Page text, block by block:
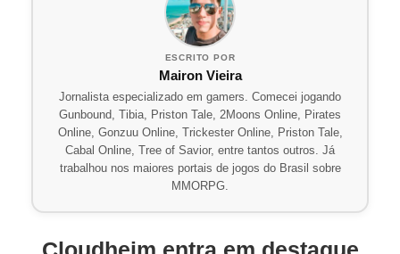
ESCRITO POR
Mairon Vieira
Jornalista especializado em gamers. Comecei jogando
Gunbound, Tibia, Priston Tale, 2Moons Online, Pirates
Online, Gonzuu Online, Trickester Online, Priston Tale,
Cabal Online, Tree of Savior, entre tantos outros. Já
trabalhou nos maiores portais de jogos do Brasil sobre
MMORPG.